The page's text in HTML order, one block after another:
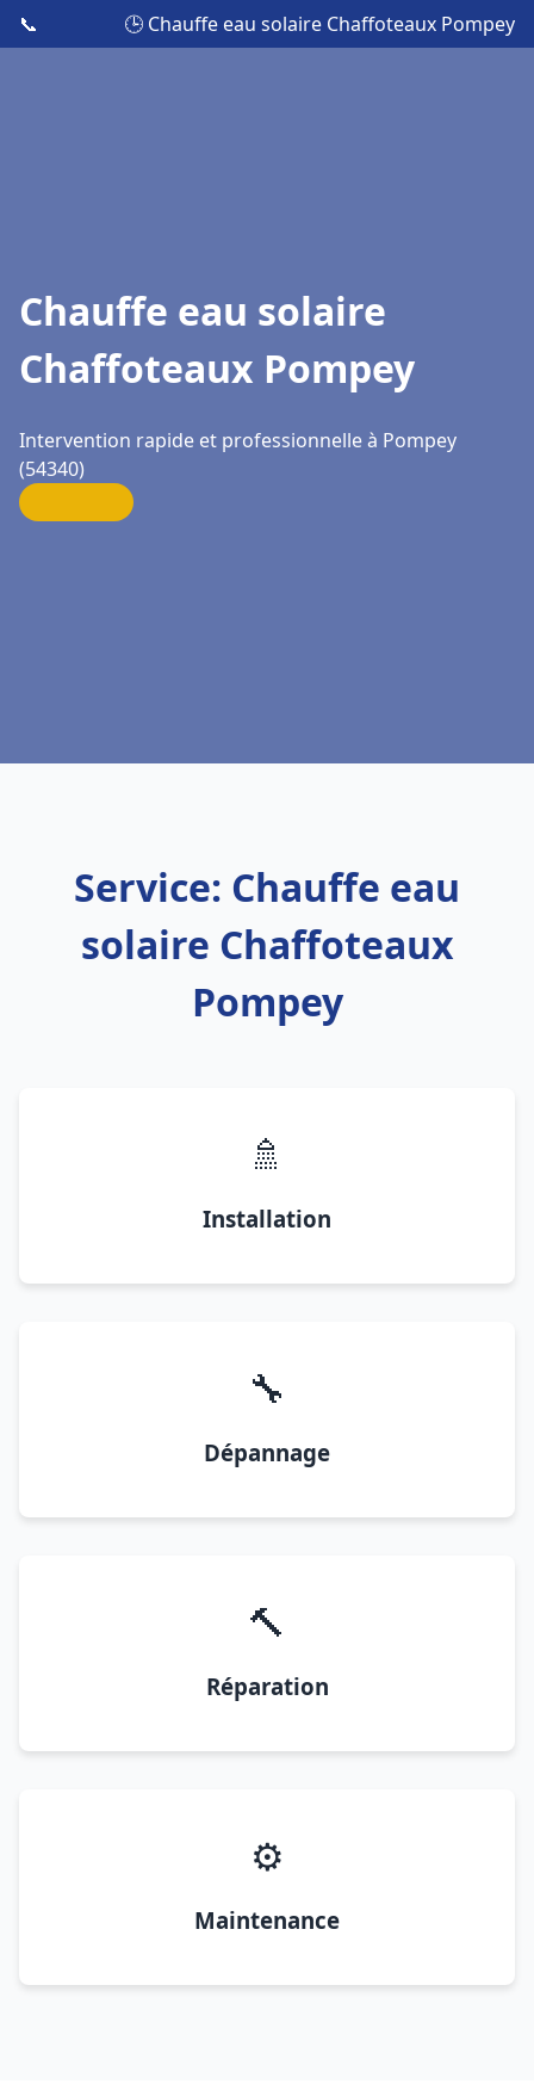
📞 🕒 Chauffe eau solaire Chaffoteaux Pompey
Chauffe eau solaire
Chaffoteaux Pompey
Intervention rapide et professionnelle à Pompey
(54340)
Service: Chauffe eau
solaire Chaffoteaux
Pompey
🚿
Installation
🔧
Dépannage
🔨
Réparation
⚙️
Maintenance